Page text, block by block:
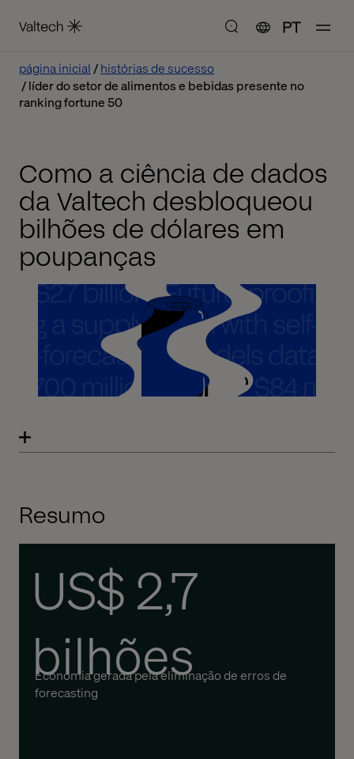
PT
página inicial
histórias de sucesso
líder do setor de alimentos e bebidas presente no
ranking fortune 50
Como a ciência de dados
da Valtech desbloqueou
bilhões de dólares em
poupanças
Resumo
US$ 2,7
bilhões
Economia gerada pela eliminação de erros de
forecasting